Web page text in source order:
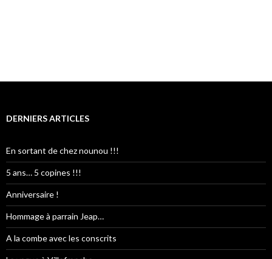
DERNIERS ARTICLES
En sortant de chez nounou !!!
5 ans… 5 copines !!!
Anniversaire !
Hommage à parrain Jeap…
A la combe avec les conscrits